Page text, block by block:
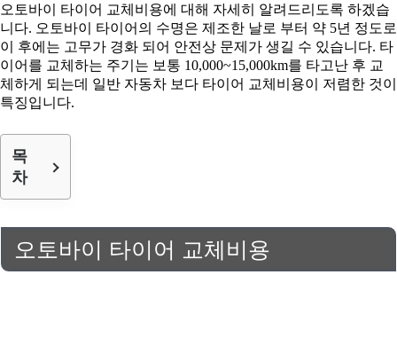
오토바이 타이어 교체비용에 대해 자세히 알려드리도록 하겠습
니다. 오토바이 타이어의 수명은 제조한 날로 부터 약 5년 정도로
이 후에는 고무가 경화 되어 안전상 문제가 생길 수 있습니다. 타
이어를 교체하는 주기는 보통 10,000~15,000km를 타고난 후 교
체하게 되는데 일반 자동차 보다 타이어 교체비용이 저렴한 것이
특징입니다.
목
차
오토바이 타이어 교체비용